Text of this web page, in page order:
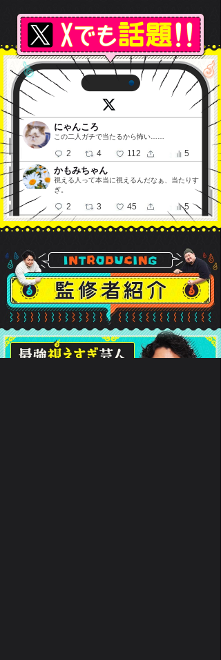
にゃんころ
この二人ガチで当たるから怖い……
2 4 112 5
かもみちゃん
視える人って本当に視えるんだなぁ、当たりす
ぎ。
2 3 45 5